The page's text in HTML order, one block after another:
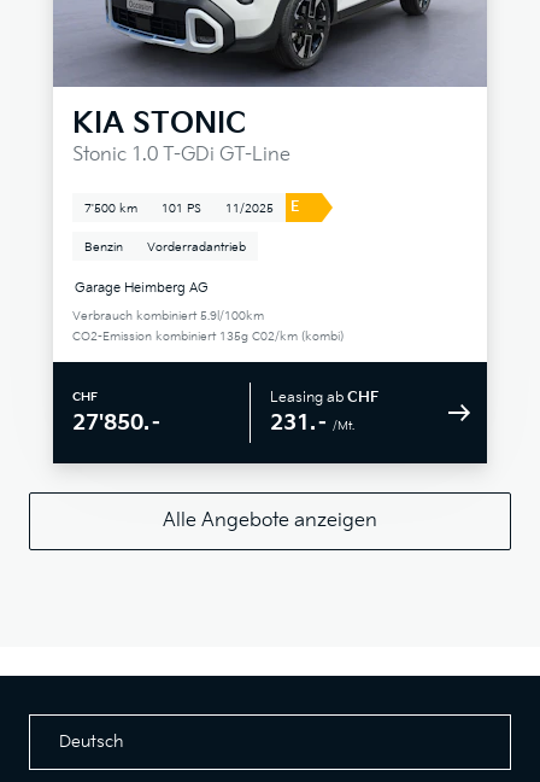
KIA STONIC
Stonic 1.0 T-GDi GT-Line
7'500 km 101 PS 11/2025 E
Benzin Vorderradantrieb
Garage Heimberg AG
Verbrauch kombiniert 5.9l/100km
CO2-Emission kombiniert 135g C02/km (kombi)
CHF
27'850.–
Leasing ab CHF
231.– /Mt.
Alle Angebote anzeigen
Deutsch